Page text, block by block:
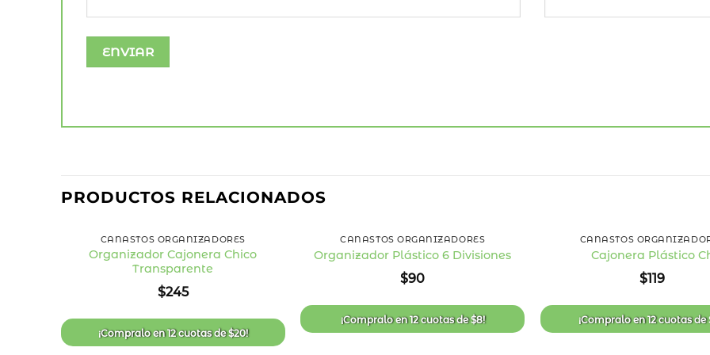
PRODUCTOS RELACIONADOS
CANASTOS ORGANIZADORES
Organizador Cajonera Chico
Transparente
$245
¡Compralo en12 cuotasde$20!
de
deseos
CANASTOS ORGANIZADORES
Organizador Plástico 6 Divisiones
$90
¡Compralo en12 cuotasde$8!
CANASTOS
Cajonera Plástico
$119
¡Compralo en12 cuotasde